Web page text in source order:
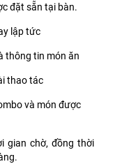
đặt sẵn tại bàn.
lập tức
thông tin món ăn
thao tác
và món được
gian chờ, đồng thời